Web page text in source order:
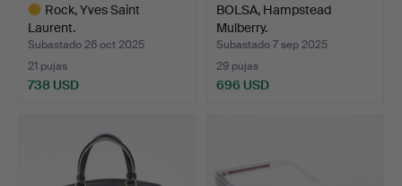
Rock, Yves Saint
Laurent.
Subastado 26 oct 2025
21 pujas
738 USD
BOLSA, Hampstead
Mulberry.
Subastado 7 sep 2025
29 pujas
696 USD